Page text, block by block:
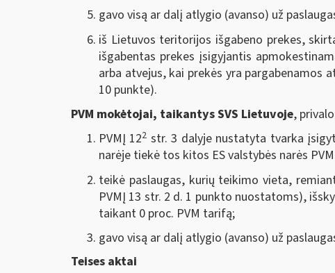
gavo visą ar dalį atlygio (avanso) už
iš Lietuvos teritorijos išgabeno prekes,
išgabentas prekes įsigyjantis
arba atvejus, kai prekės yra
10 punkte).
PVM mokėtojai, taikantys SVS Lietuvoje,
PVMĮ 122 str. 3 dalyje nustatyta tvarka
narėje tiekė tos kitos ES valstybės narės
teikė paslaugas, kurių teikimo vieta,
PVMĮ 13 str. 2 d. 1 punkto nuostatoms),
taikant 0 proc. PVM tarifą;
gavo visą ar dalį atlygio (avanso) už
Teises aktai